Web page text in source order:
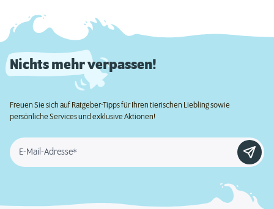
Nichts mehr verpassen!
Freuen Sie sich auf Ratgeber-Tipps für Ihren tierischen Liebling sowie
persönliche Services und exklusive Aktionen!
E-Mail-Adresse*